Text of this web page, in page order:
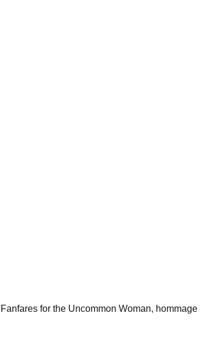
for the Uncommon Woman, hommage